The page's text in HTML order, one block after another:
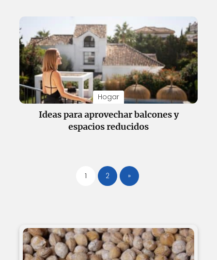
Hogar
Ideas para aprovechar balcones y
espacios reducidos
1 2 »